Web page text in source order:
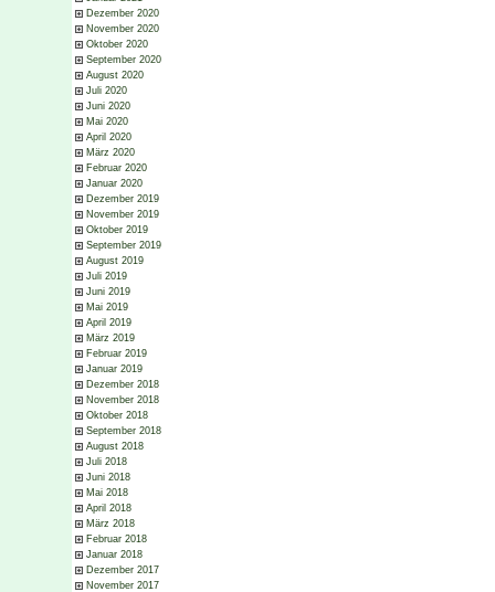
Dezember 2020
November 2020
Oktober 2020
September 2020
August 2020
Juli 2020
Juni 2020
Mai 2020
April 2020
März 2020
Februar 2020
Januar 2020
Dezember 2019
November 2019
Oktober 2019
September 2019
August 2019
Juli 2019
Juni 2019
Mai 2019
April 2019
März 2019
Februar 2019
Januar 2019
Dezember 2018
November 2018
Oktober 2018
September 2018
August 2018
Juli 2018
Juni 2018
Mai 2018
April 2018
März 2018
Februar 2018
Januar 2018
Dezember 2017
November 2017